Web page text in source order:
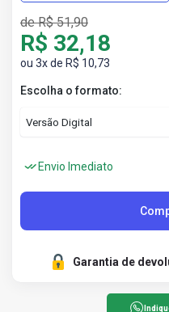
de R$ 51,90
R$ 32,18
ou 3x de R$ 10,73
Escolha o formato:
Envio Imediato
Garantia de